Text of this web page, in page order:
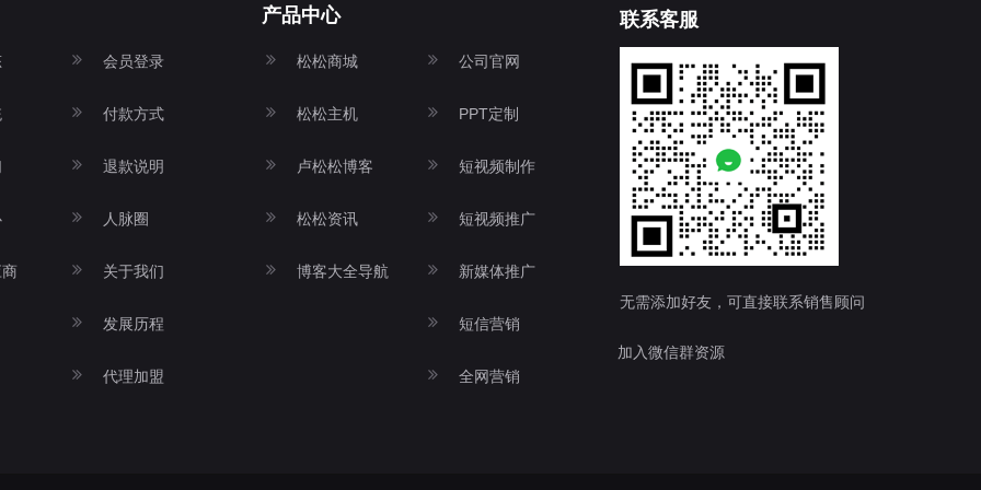
会员登录
付款方式
退款说明
人脉圈
关于我们
发展历程
代理加盟
产品中心
松松商城
松松主机
卢松松博客
松松资讯
博客大全导航
公司官网
PPT定制
短视频制作
短视频推广
新媒体推广
短信营销
全网营销
联系客服
无需添加好友，可直接联系销售顾问
加入微信群资源